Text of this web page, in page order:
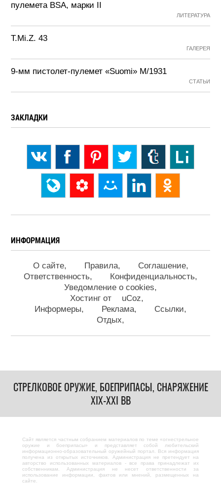
пулемета BSA, марки II
ЛИТЕРАТУРА
T.Mi.Z. 43
ГАЛЕРЕЯ
9-мм пистолет-пулемет «Suomi» М/1931
СТАТЬИ
ЗАКЛАДКИ
ИНФОРМАЦИЯ
О сайте Правила
Соглашение
Ответственность
Конфиденциальность
Уведомление о cookies
Хостинг от
uCoz
Информеры
Реклама
Ссылки
Отдых
СТРЕЛКОВОЕ ОРУЖИЕ, БОЕПРИПАСЫ, СНАРЯЖЕНИЕ
XIX-XXI ВВ
Сайт является частным собранием материалов по теме «огнестрельное
оружие и боеприпасы» и представляет собой любительский
информационно-образовательный оружейный портал. Вся информация
получена из открытых источников. Администрация не претендует на
авторство использованных материалов - все права принадлежат их
собственникам. Администрация не несет ответственности за
использование информации, фактов или мнений, размещенных на
сайте.